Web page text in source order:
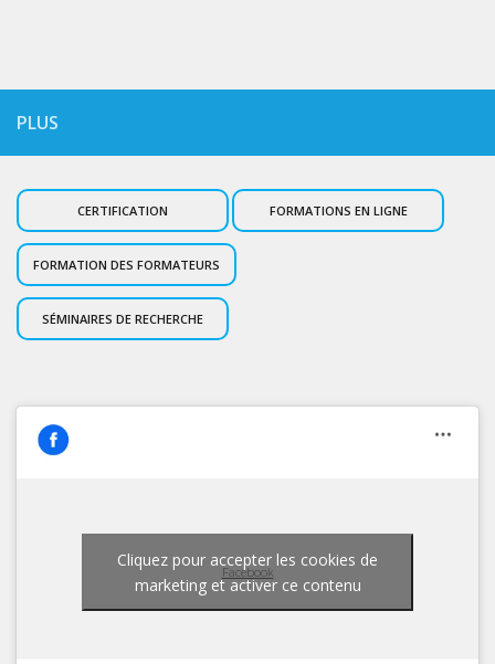
PLUS
CERTIFICATION FORMATIONS EN LIGNE
FORMATION DES FORMATEURS
SÉMINAIRES DE RECHERCHE
Facebook
Cliquez pour accepter les cookies de
marketing et activer ce contenu